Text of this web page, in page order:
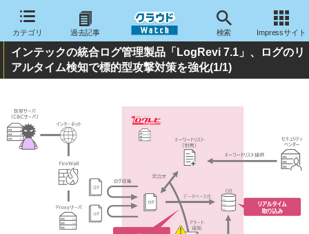
カテゴリ 過去記事 検索 Impressサイト
インテックの統合ログ管理製品「LogRevi 7.1」、ログのリ
アルタイム検知で標的型攻撃対策を強化(1/1)